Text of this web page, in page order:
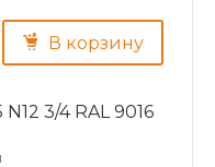
В корзину
3/4 RAL 9016